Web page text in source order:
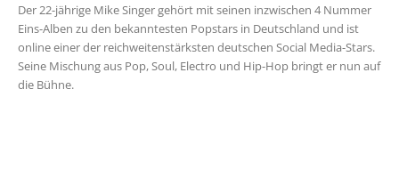
Der 22-jährige Mike Singer gehört mit seinen inzwischen 4 Nummer
Eins-Alben zu den bekanntesten Popstars in Deutschland und ist
online einer der reichweitenstärksten deutschen Social Media-Stars.
Seine Mischung aus Pop, Soul, Electro und Hip-Hop bringt er nun auf
die Bühne.